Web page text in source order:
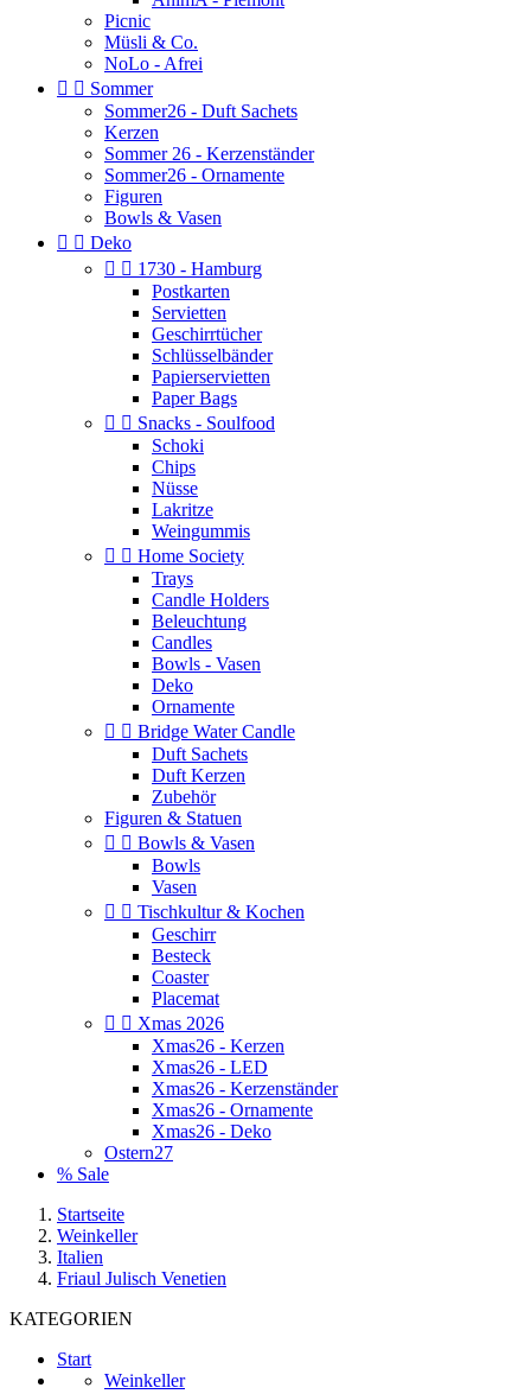
Picnic
Müsli & Co.
NoLo - Afrei
  Sommer
Sommer26 - Duft Sachets
Kerzen
Sommer 26 - Kerzenständer
Sommer26 - Ornamente
Figuren
Bowls & Vasen
  Deko
  1730 - Hamburg
Postkarten
Servietten
Geschirrtücher
Schlüsselbänder
Papierservietten
Paper Bags
  Snacks - Soulfood
Schoki
Chips
Nüsse
Lakritze
Weingummis
  Home Society
Trays
Candle Holders
Beleuchtung
Candles
Bowls - Vasen
Deko
Ornamente
  Bridge Water Candle
Duft Sachets
Duft Kerzen
Zubehör
Figuren & Statuen
  Bowls & Vasen
Bowls
Vasen
  Tischkultur & Kochen
Geschirr
Besteck
Coaster
Placemat
  Xmas 2026
Xmas26 - Kerzen
Xmas26 - LED
Xmas26 - Kerzenständer
Xmas26 - Ornamente
Xmas26 - Deko
Ostern27
% Sale
Startseite
Weinkeller
Italien
Friaul Julisch Venetien
KATEGORIEN
Start
Weinkeller